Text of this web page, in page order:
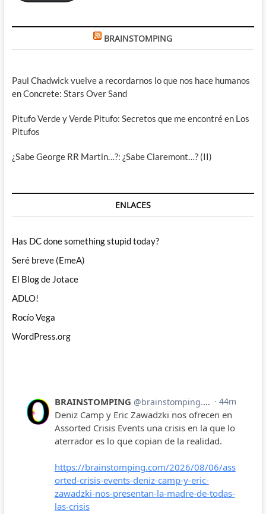
BRAINSTOMPING
Paul Chadwick vuelve a recordarnos lo que nos hace humanos
en Concrete: Stars Over Sand
Pitufo Verde y Verde Pitufo: Secretos que me encontré en Los
Pitufos
¿Sabe George RR Martin…?: ¿Sabe Claremont…? (II)
ENLACES
Has DC done something stupid today?
Seré breve (EmeA)
El Blog de Jotace
ADLO!
Rocío Vega
WordPress.org